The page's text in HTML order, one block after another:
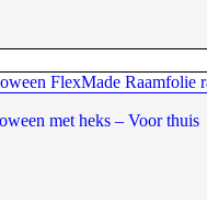
met heks – Voor thuis